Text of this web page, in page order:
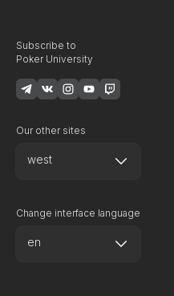
Subscribe to
Poker University
Our other sites
west
Change interface language
en